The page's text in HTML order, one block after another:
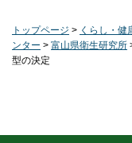
トップページ > くらし・健
ンター > 富山県衛生研究所
型の決定